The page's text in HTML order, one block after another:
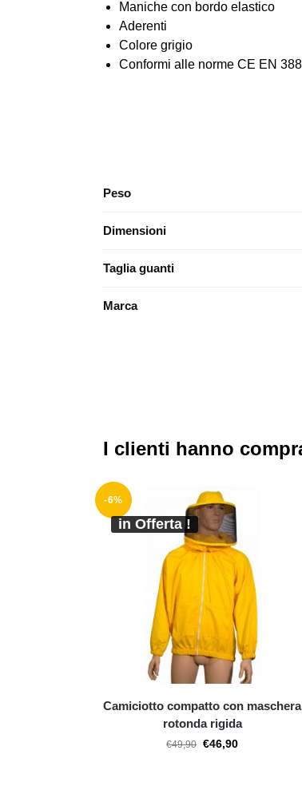
Maniche con bordo elastico
Aderenti
Colore grigio
Conformi alle norme CE EN
Peso
Dimensioni
Taglia guanti
Marca
I clienti hanno
-6%
in Offerta !
Camiciotto compatto con maschera
rotonda rigida
€49,90 €46,90